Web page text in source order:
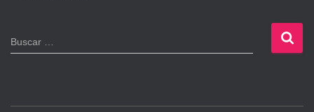
B
u
Buscar …